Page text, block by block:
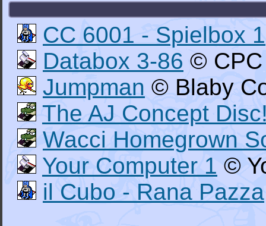
CC 6001 - Spielbox 1
Databox 3-86 © CPC
Jumpman © Blaby
The AJ Concept
Wacci Homegrown
Your Computer 1 ©
il Cubo - Rana Pazza